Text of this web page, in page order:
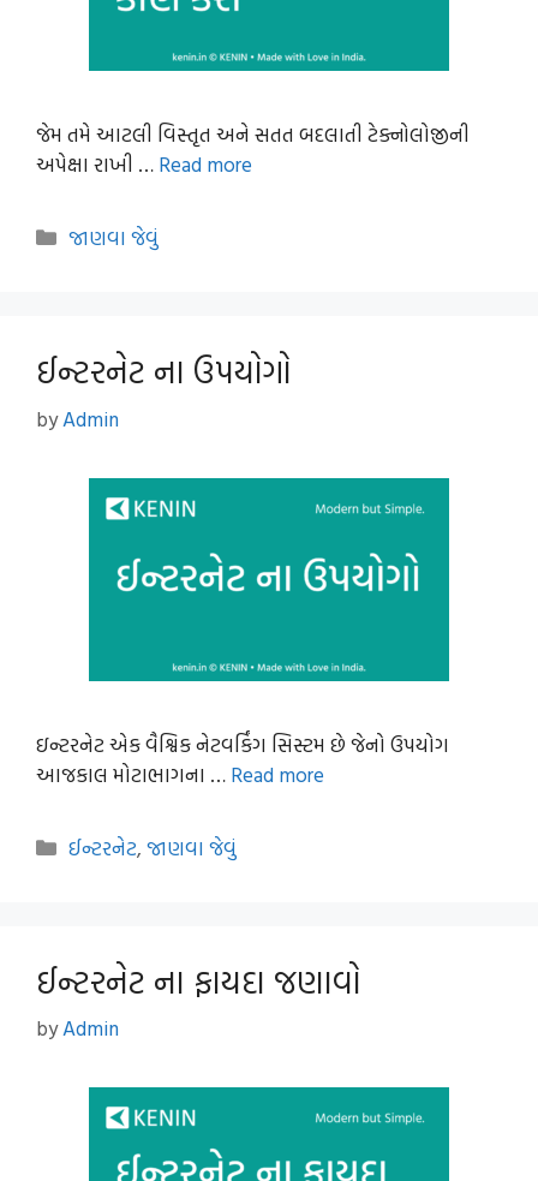
જેમ તમે આટલી વિસ્તૃત અને સતત બદલાતી ટેક્નોલોજીની
અપેક્ષા રાખી … Read more
Categories
જાણવા જેવું
ઈન્ટરનેટ ના ઉપયોગો
byAdmin
ઇન્ટરનેટ એક વૈશ્વિક નેટવર્કિંગ સિસ્ટમ છે જેનો ઉપયોગ
આજકાલ મોટાભાગના … Read more
Categories
ઈન્ટરનેટ,જાણવા જેવું
ઈન્ટરનેટ ના ફાયદા જણાવો
byAdmin